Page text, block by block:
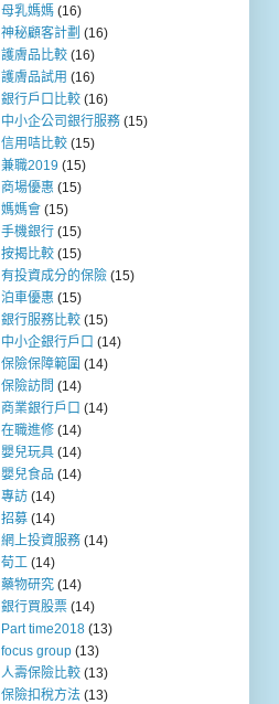
母乳媽媽 (16)
神秘顧客計劃 (16)
護膚品比較 (16)
護膚品試用 (16)
銀行戶口比較 (16)
中小企公司銀行服務 (15)
信用咭比較 (15)
兼職2019 (15)
商場優惠 (15)
媽媽會 (15)
手機銀行 (15)
按揭比較 (15)
有投資成分的保險 (15)
泊車優惠 (15)
銀行服務比較 (15)
中小企銀行戶口 (14)
保險保障範圍 (14)
保險訪問 (14)
商業銀行戶口 (14)
在職進修 (14)
嬰兒玩具 (14)
嬰兒食品 (14)
專訪 (14)
招募 (14)
網上投資服務 (14)
荀工 (14)
藥物研究 (14)
銀行買股票 (14)
Part time2018 (13)
focus group (13)
人壽保險比較 (13)
保險扣稅方法 (13)